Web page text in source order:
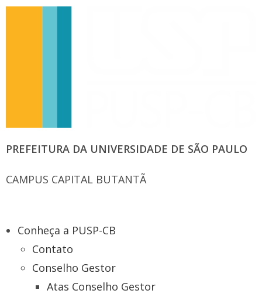
PREFEITURA DA UNIVERSIDADE DE SÃO PAULO
CAMPUS CAPITAL BUTANTÃ
Conheça a PUSP-CB
Contato
Conselho Gestor
Atas Conselho Gestor